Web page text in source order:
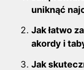
b
o
o
k
st
uniknąć
Jak łatwo
akordy i
Jak